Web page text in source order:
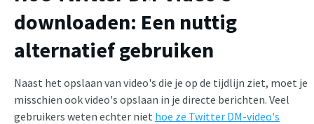
downloaden: Een nuttig
alternatief gebruiken
Naast het opslaan van video's die je op de tijdlijn ziet, moet je
misschien ook video's opslaan in je directe berichten. Veel
gebruikers weten echter niet hoe ze Twitter DM-video's